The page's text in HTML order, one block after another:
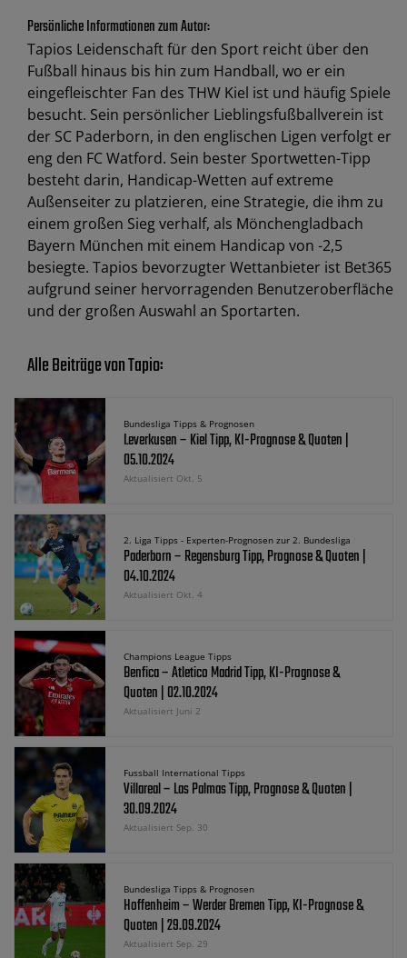
Persönliche Informationen zum Autor:
Tapios Leidenschaft für den Sport reicht über den
Fußball hinaus bis hin zum Handball, wo er ein
eingefleischter Fan des THW Kiel ist und häufig Spiele
besucht. Sein persönlicher Lieblingsfußballverein ist
der SC Paderborn, in den englischen Ligen verfolgt er
eng den FC Watford. Sein bester Sportwetten-Tipp
besteht darin, Handicap-Wetten auf extreme
Außenseiter zu platzieren, eine Strategie, die ihm zu
einem großen Sieg verhalf, als Mönchengladbach
Bayern München mit einem Handicap von -2,5
besiegte. Tapios bevorzugter Wettanbieter ist Bet365
aufgrund seiner hervorragenden Benutzeroberfläche
und der großen Auswahl an Sportarten.
Alle Beiträge von Tapio:
Bundesliga Tipps & Prognosen
Leverkusen – Kiel Tipp, KI-Prognose & Quoten |
05.10.2024
Aktualisiert Okt. 5
2. Liga Tipps - Experten-Prognosen zur 2. Bundesliga
Paderborn – Regensburg Tipp, Prognose & Quoten |
04.10.2024
Aktualisiert Okt. 4
Champions League Tipps
Benfica – Atletico Madrid Tipp, KI-Prognose &
Quoten | 02.10.2024
Aktualisiert Juni 2
Fussball International Tipps
Villareal – Las Palmas Tipp, Prognose & Quoten |
30.09.2024
Aktualisiert Sep. 30
Bundesliga Tipps & Prognosen
Hoffenheim – Werder Bremen Tipp, KI-Prognose &
Quoten | 29.09.2024
Aktualisiert Sep. 29